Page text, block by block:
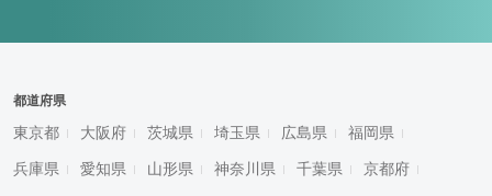
都道府県
東京都 大阪府 茨城県 埼玉県 広島県 福岡県
兵庫県 愛知県 山形県 神奈川県 千葉県 京都府